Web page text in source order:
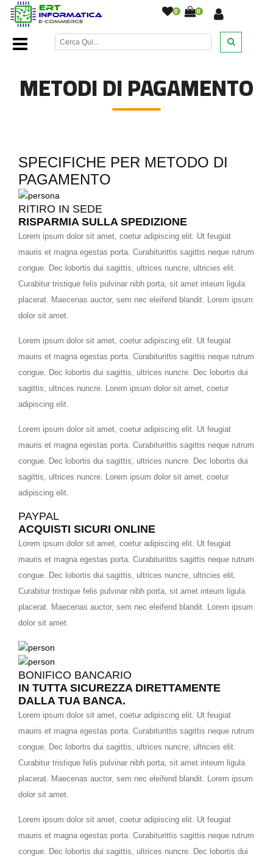
0 0
Home Page/Metodi Di Pagamento/
METODI DI PAGAMENTO
SPECIFICHE PER METODO DI
PAGAMENTO
RITIRO IN SEDE
RISPARMIA SULLA SPEDIZIONE
Lorem ipsum dolor sit amet, coetur adipiscing elit. Ut feugiat
mauris et magna egestas porta. Curabiturittis sagittis neque rutrum
congue. Dec lobortis dui sagittis, ultrices nuncre, ultricies elit.
Curabitur tristique felis pulvinar nibh porta, sit amet inteum ligula
placerat. Maecenas auctor, sem nec eleifend blandit. Lorem ipsum
dolor sit amet.
Lorem ipsum dolor sit amet, coetur adipiscing elit. Ut feugiat
mauris et magna egestas porta. Curabiturittis sagittis neque rutrum
congue. Dec lobortis dui sagittis, ultrices nuncre. Dec lobortis dui
sagittis, ultrices nuncre. Lorem ipsum dolor sit amet, coetur
adipiscing elit.
Lorem ipsum dolor sit amet, coetur adipiscing elit. Ut feugiat
mauris et magna egestas porta. Curabiturittis sagittis neque rutrum
congue. Dec lobortis dui sagittis, ultrices nuncre. Dec lobortis dui
sagittis, ultrices nuncre. Lorem ipsum dolor sit amet, coetur
adipiscing elit.
PAYPAL
ACQUISTI SICURI ONLINE
Lorem ipsum dolor sit amet, coetur adipiscing elit. Ut feugiat
mauris et magna egestas porta. Curabiturittis sagittis neque rutrum
congue. Dec lobortis dui sagittis, ultrices nuncre, ultricies elit.
Curabitur tristique felis pulvinar nibh porta, sit amet inteum ligula
placerat. Maecenas auctor, sem nec eleifend blandit. Lorem ipsum
dolor sit amet.
BONIFICO BANCARIO
IN TUTTA SICUREZZA DIRETTAMENTE
DALLA TUA BANCA.
Lorem ipsum dolor sit amet, coetur adipiscing elit. Ut feugiat
mauris et magna egestas porta. Curabiturittis sagittis neque rutrum
congue. Dec lobortis dui sagittis, ultrices nuncre, ultricies elit.
Curabitur tristique felis pulvinar nibh porta, sit amet inteum ligula
placerat. Maecenas auctor, sem nec eleifend blandit. Lorem ipsum
dolor sit amet.
Lorem ipsum dolor sit amet, coetur adipiscing elit. Ut feugiat
mauris et magna egestas porta. Curabiturittis sagittis neque rutrum
congue. Dec lobortis dui sagittis, ultrices nuncre. Dec lobortis dui